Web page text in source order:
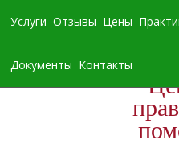
Услуги Отзывы Цены
Документы Контакты